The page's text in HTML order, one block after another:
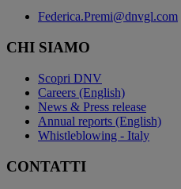
Federica.Premi@dnvgl.com
CHI SIAMO
Scopri DNV
Careers (English)
News & Press release
Annual reports (English)
Whistleblowing - Italy
CONTATTI